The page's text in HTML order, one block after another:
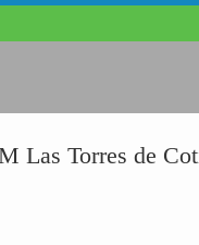
Las Torres de